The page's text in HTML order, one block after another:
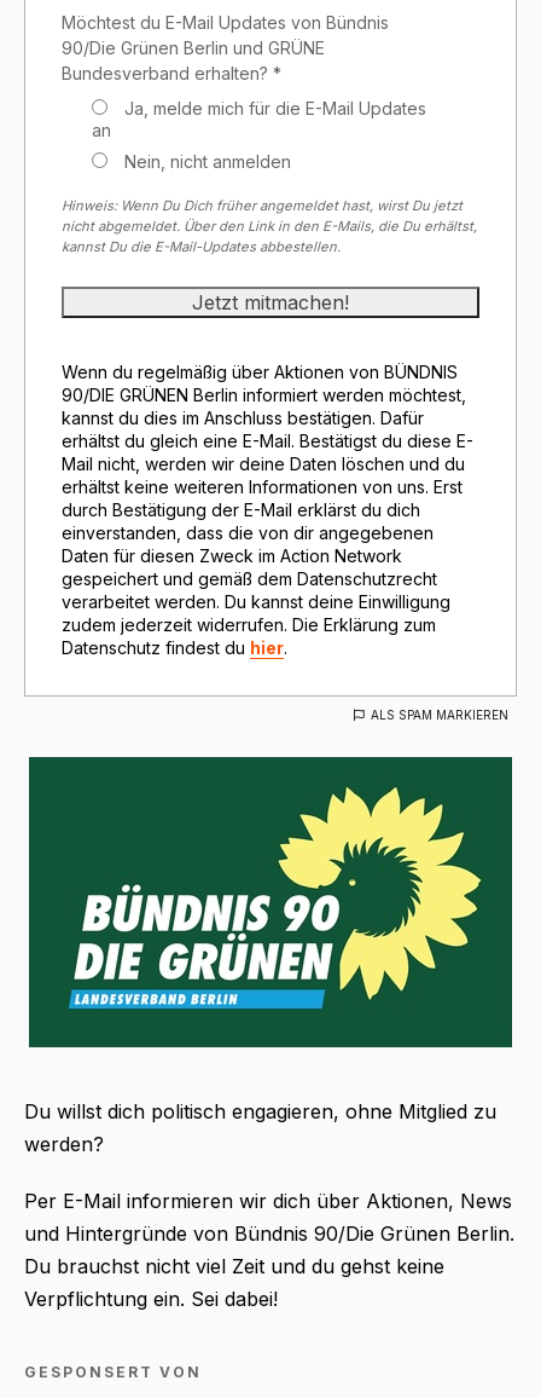
Möchtest du E-Mail Updates von Bündnis
90/Die Grünen Berlin und GRÜNE
Bundesverband erhalten? *
Ja, melde mich für die E-Mail Updates
an
Nein, nicht anmelden
Hinweis: Wenn Du Dich früher angemeldet hast, wirst Du jetzt
nicht abgemeldet. Über den Link in den E-Mails, die Du erhältst,
kannst Du die E-Mail-Updates abbestellen.
Wenn du regelmäßig über Aktionen von BÜNDNIS
90/DIE GRÜNEN Berlin informiert werden möchtest,
kannst du dies im Anschluss bestätigen. Dafür
erhältst du gleich eine E-Mail. Bestätigst du diese E-
Mail nicht, werden wir deine Daten löschen und du
erhältst keine weiteren Informationen von uns. Erst
durch Bestätigung der E-Mail erklärst du dich
einverstanden, dass die von dir angegebenen
Daten für diesen Zweck im Action Network
gespeichert und gemäß dem Datenschutzrecht
verarbeitet werden. Du kannst deine Einwilligung
zudem jederzeit widerrufen. Die Erklärung zum
Datenschutz findest du hier.
ALS SPAM MARKIEREN
Du willst dich politisch engagieren, ohne Mitglied zu
werden?
Per E-Mail informieren wir dich über Aktionen, News
und Hintergründe von Bündnis 90/Die Grünen Berlin.
Du brauchst nicht viel Zeit und du gehst keine
Verpflichtung ein. Sei dabei!
GESPONSERT VON